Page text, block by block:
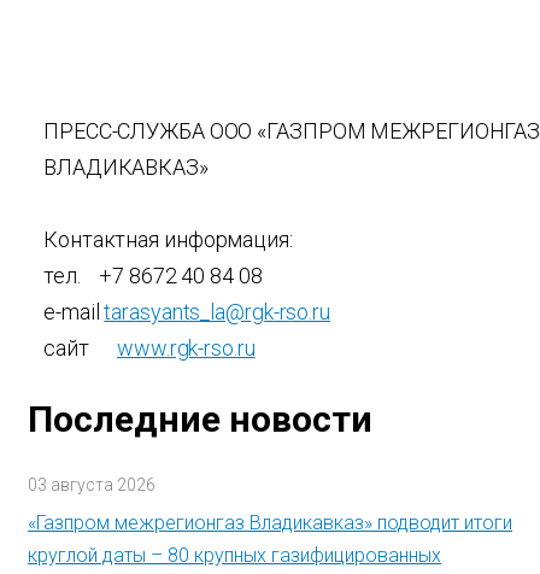
ПРЕСС-СЛУЖБА ООО «ГАЗПРОМ МЕЖРЕГИОНГАЗ
ВЛАДИКАВКАЗ»
Контактная информация:
тел. +7 8672 40 84 08
e-mailtarasyants_la@rgk-rso.ru
сайт www.rgk-rso.ru
Последние новости
03 августа 2026
«Газпром межрегионгаз Владикавказ» подводит итоги
круглой даты – 80 крупных газифицированных